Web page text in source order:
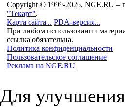
Copyright © 1999-2026, NGE.RU –
"Текарт".
Карта сайта... PDA-версия...
При любом использовании
ссылка обязательна.
Политика конфиденциальности
Пользовательское соглашение
Реклама на NGE.RU
Для улучшения